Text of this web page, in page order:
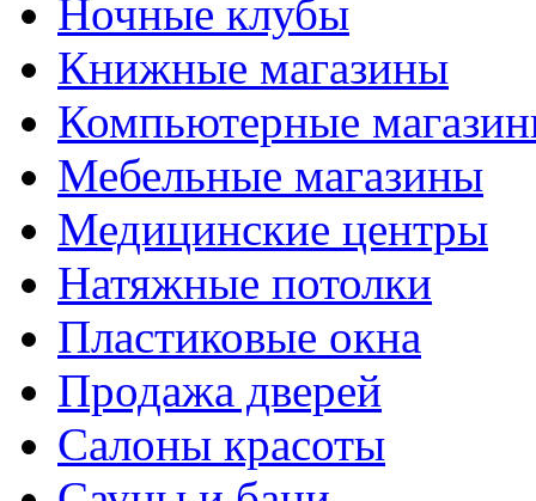
Ночные клубы
Книжные магазины
Компьютерные
Мебельные магазины
Медицинские центры
Натяжные потолки
Пластиковые окна
Продажа дверей
Салоны красоты